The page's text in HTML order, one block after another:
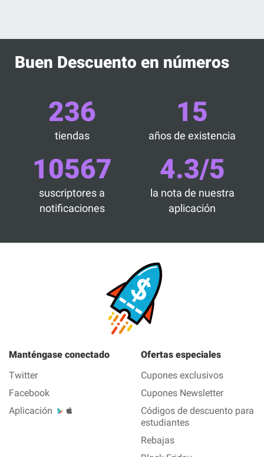
Buen Descuento en números
236
tiendas
15
años de existencia
10567
suscriptores a
notificaciones
4.3/5
la nota de nuestra
aplicación
Manténgase conectado
Twitter
Facebook
Aplicación
Ofertas especiales
Cupones exclusivos
Cupones Newsletter
Códigos de descuento para
estudiantes
Rebajas